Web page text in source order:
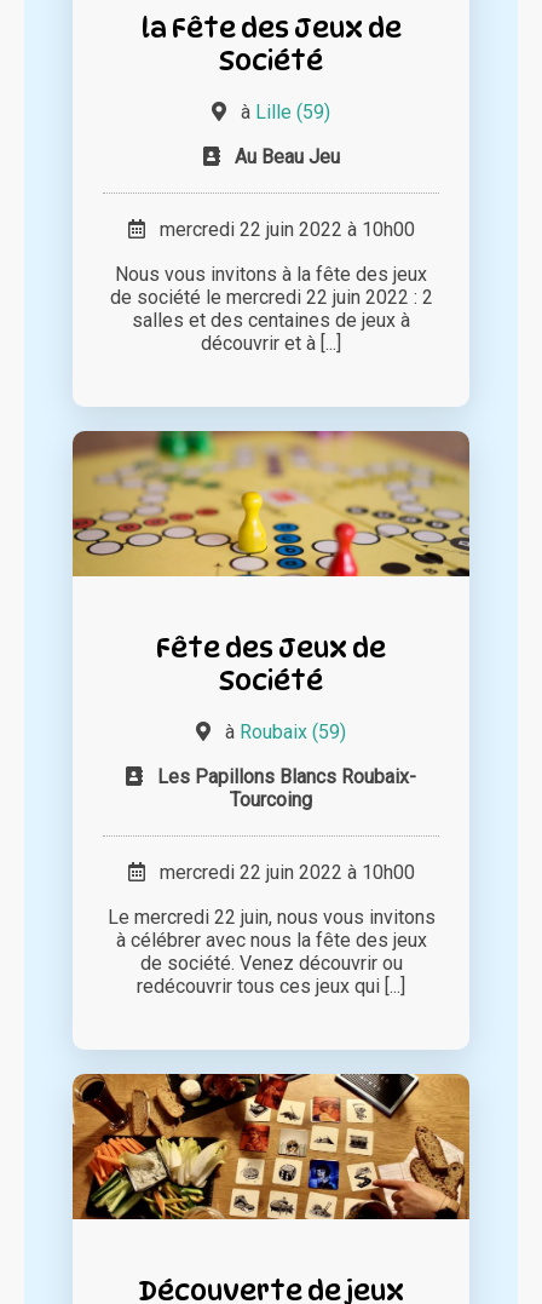
la Fête des Jeux de
Société
à Lille (59)
Au Beau Jeu
mercredi 22 juin 2022 à 10h00
Nous vous invitons à la fête des jeux
de société le mercredi 22 juin 2022 : 2
salles et des centaines de jeux à
découvrir et à [...]
Fête des Jeux de
Société
à Roubaix (59)
Les Papillons Blancs Roubaix-
Tourcoing
mercredi 22 juin 2022 à 10h00
Le mercredi 22 juin, nous vous invitons
à célébrer avec nous la fête des jeux
de société. Venez découvrir ou
redécouvrir tous ces jeux qui [...]
Découverte de jeux